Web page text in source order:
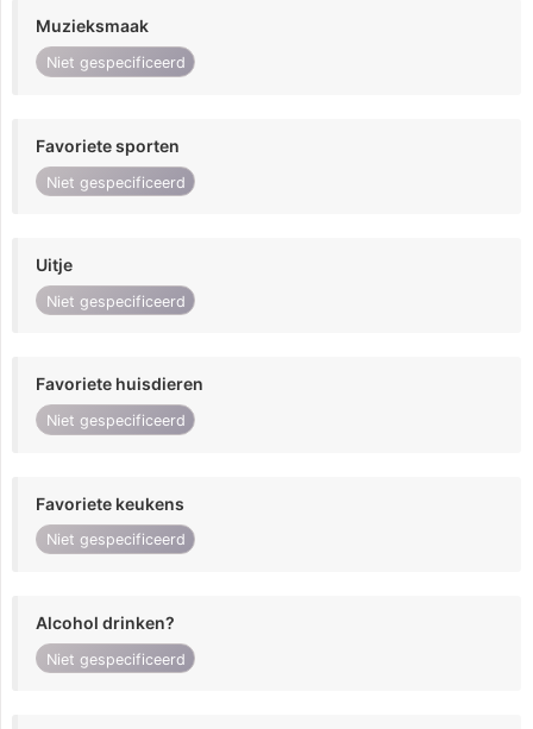
Muzieksmaak
Niet gespecificeerd
Favoriete sporten
Niet gespecificeerd
Uitje
Niet gespecificeerd
Favoriete huisdieren
Niet gespecificeerd
Favoriete keukens
Niet gespecificeerd
Alcohol drinken?
Niet gespecificeerd